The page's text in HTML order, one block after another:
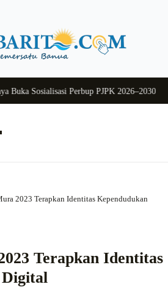
Sosialisasi Perbup PJPK 2026–2030Dukung
2023 Terapkan Identitas Kependudukan
Terapkan Identitas
Digital